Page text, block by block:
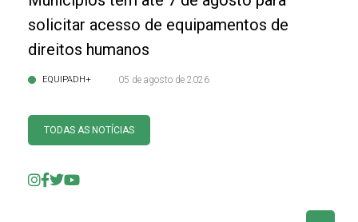
solicitar acesso de equipamentos de
direitos humanos
EQUIPADH+ 05 de agosto de 2026
TODAS AS NOTÍCIAS